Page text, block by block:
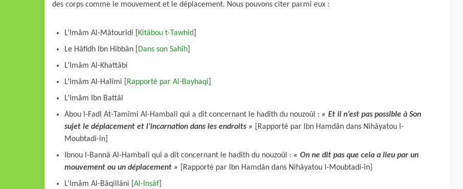
des corps comme le mouvement et le déplacement. Nous pouvons citer parmi eux :
L’Imâm Al-Mâtourîdi [ Kitâbou t-Tawhîd
Le Hâfidh Ibn Hibbân [
Dans son Sahîh
L’Imâm Al-Khattâbi
L’Imâm Al-Halîmi [
Rapporté par Al-Bayhaqi
L’Imâm Ibn Battâl
Abou l-Fadl At-Tamîmi Al-Hambali qui a dit concernant le hadîth du nouzoûl : « Et il n’est pas possible à Son
sujet le déplacement et l’incarnation dans les endroits »
[Rapporté par Ibn Hamdân dans Nihâyatou l-
Moubtadi-în]
Ibnou l-Bannâ Al-Hambali qui a dit concernant le hadîth du nouzoûl : « On ne dit pas que cela a lieu par un
mouvement ou un déplacement »
[Rapporté par Ibn Hamdân dans Nihâyatou l-Moubtadi-în]
L’Imâm Al-Bâqillâni [ Al-Insâf